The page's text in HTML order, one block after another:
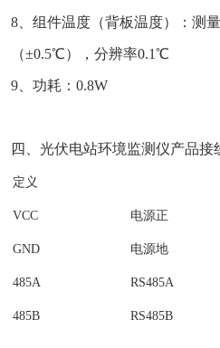
8、组件温度（背板温度）：测
（±0.5℃），分辨率0.1℃
9、功耗：0.8W
四、光伏电站环境监测仪产品接
定义
VCC 电源正
GND 电源地
485A RS485A
485B RS485B